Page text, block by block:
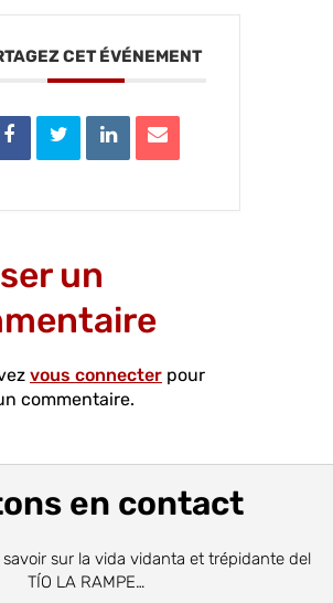
CET ÉVÉNEMENT
un
vous connecter pour
commentaire.
en contact
sur la vida vidanta et trépidante del
TÍO LA RAMPE…